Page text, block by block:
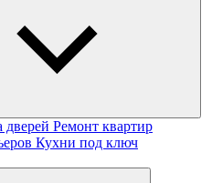
дверей Ремонт квартир
Кухни под ключ